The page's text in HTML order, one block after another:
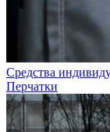
Средства
Перчатки